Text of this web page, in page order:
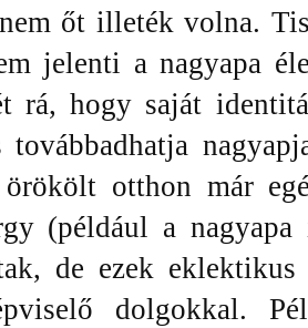
őt illeték volna.
jelenti a nagyapa
rá, hogy saját
továbbadhatja
otthon már
(például a nagyapa
de ezek
dolgokkal.